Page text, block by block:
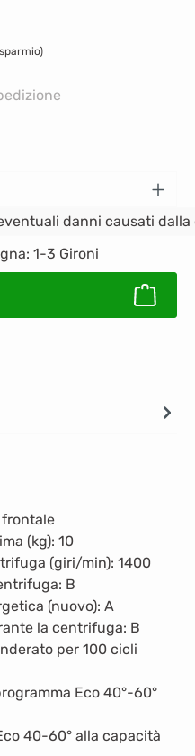
inserisci la
danni causati dalla
1-3 Gironi
frontale
(kg): 10
(giri/min): 1400
B
(nuovo): A
la centrifuga: B
per 100 cicli
Eco 40°-60°
40-60° alla capacità